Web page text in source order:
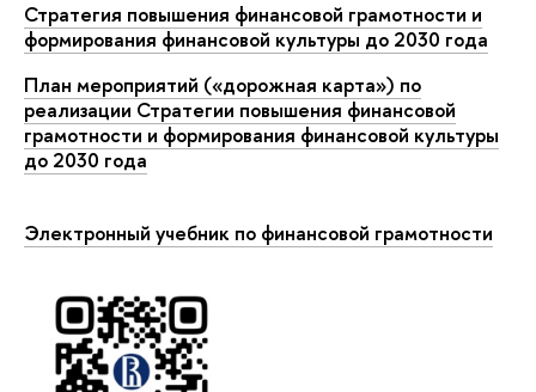
Стратегия повышения финансовой грамотности и
формирования финансовой культуры до 2030 года
План мероприятий («дорожная карта») по
реализации Стратегии повышения финансовой
грамотности и формирования финансовой культуры
до 2030 года
Электронный учебник по финансовой грамотности